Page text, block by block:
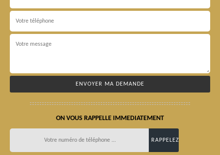
ON VOUS RAPPELLE IMMEDIATEMENT